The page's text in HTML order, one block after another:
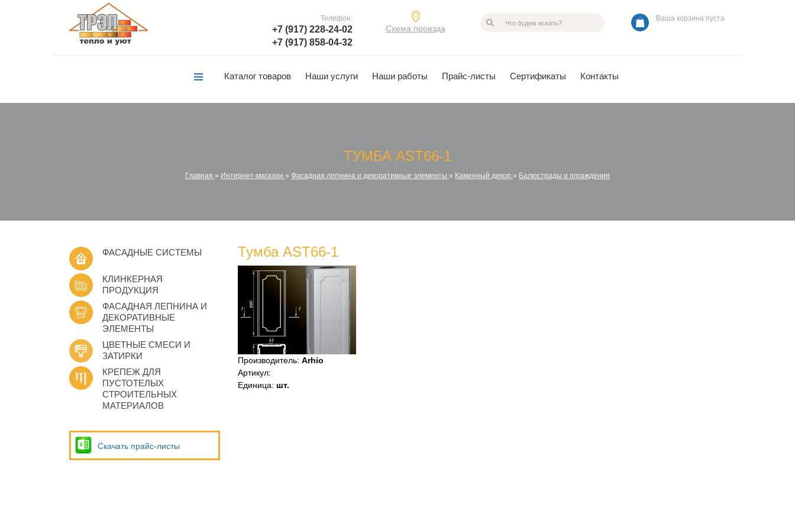
Телефон:
+7 (917) 228-24-02
+7 (917) 858-04-32
Схема проезда
Ваша корзина пуста
Каталог товаров Наши услуги Наши работы Прайс-листы Сертификаты Контакты
ТУМБА AST66-1
Главная » Интернет-магазин » Фасадная лепнина и декоративные элементы » Каменный декор » Балюстрады и ограждения
ФАСАДНЫЕ СИСТЕМЫ
КЛИНКЕРНАЯ
ПРОДУКЦИЯ
ФАСАДНАЯ ЛЕПНИНА И
ДЕКОРАТИВНЫЕ
ЭЛЕМЕНТЫ
ЦВЕТНЫЕ СМЕСИ И
ЗАТИРКИ
КРЕПЕЖ ДЛЯ
ПУСТОТЕЛЫХ
СТРОИТЕЛЬНЫХ
МАТЕРИАЛОВ
Скачать прайс-листы
Тумба AST66-1
Производитель: Arhio
Артикул:
Единица: шт.